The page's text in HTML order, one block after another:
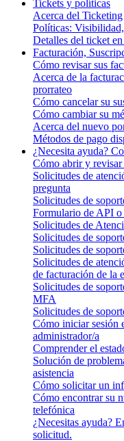
Tickets y políticas
Acerca del Ticketing
Políticas:
Detalles del ticket
Facturación,
Cómo revisar sus
Acerca de la
prorrateo
Cómo cancelar su
Cómo cambiar su
Acerca del nuevo
Métodos de pago
¿Necesita ayuda?
Cómo abrir y
Solicitudes de
pregunta
Solicitudes de
Formulario de API o
Solicitudes de
Solicitudes de
Solicitudes de
Solicitudes de
de facturación de la
Solicitudes de
MFA
Solicitudes de
Cómo iniciar sesión
administrador/a
Comprender el
Solución de
asistencia
Cómo solicitar un
Cómo encontrar su
telefónica
¿Necesitas ayuda?
solicitud.